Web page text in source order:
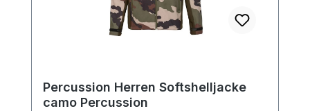
Percussion Herren Softshelljacke
camo Percussion